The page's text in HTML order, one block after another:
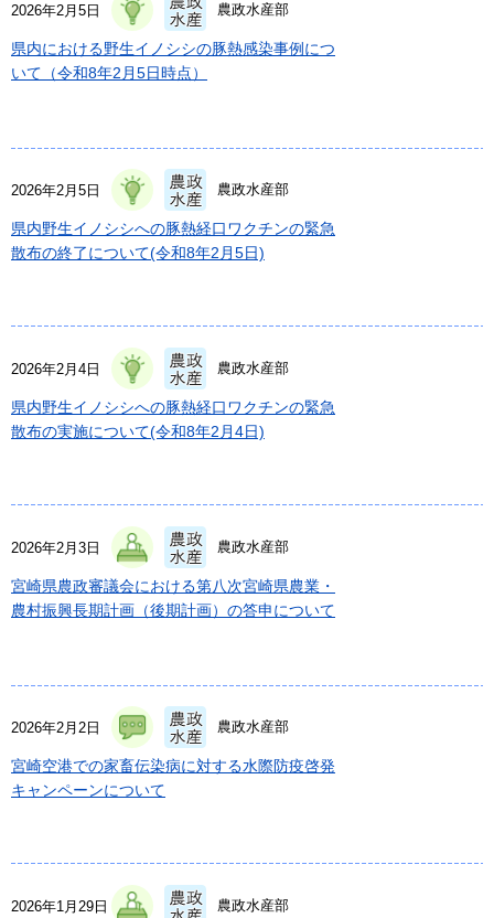
2026年2月5日 農政水産部
県内における野生イノシシの豚熱感染事例につ
いて（令和8年2月5日時点）
2026年2月5日 農政水産部
県内野生イノシシへの豚熱経口ワクチンの緊急
散布の終了について(令和8年2月5日)
2026年2月4日 農政水産部
県内野生イノシシへの豚熱経口ワクチンの緊急
散布の実施について(令和8年2月4日)
2026年2月3日 農政水産部
宮崎県農政審議会における第八次宮崎県農業・
農村振興長期計画（後期計画）の答申について
2026年2月2日 農政水産部
宮崎空港での家畜伝染病に対する水際防疫啓発
キャンペーンについて
2026年1月29日 農政水産部